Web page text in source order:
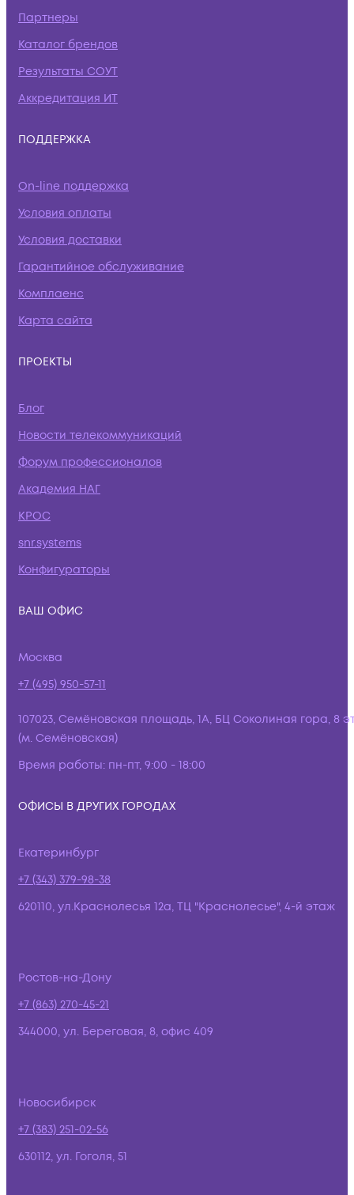
Партнеры
Каталог брендов
Результаты СОУТ
Аккредитация ИТ
ПОДДЕРЖКА
On-line поддержка
Условия оплаты
Условия доставки
Гарантийное обслуживание
Комплаенс
Карта сайта
ПРОЕКТЫ
Блог
Новости телекоммуникаций
Форум профессионалов
Академия НАГ
КРОС
snr.systems
Конфигураторы
ВАШ ОФИС
Москва
+7 (495) 950-57-11
107023, Семёновская площадь, 1А, БЦ Соколиная гора, 8
(м. Семёновская)
Время работы: пн-пт, 9:00 - 18:00
ОФИСЫ В ДРУГИХ ГОРОДАХ
Екатеринбург
+7 (343) 379-98-38
620110, ул.Краснолесья 12а, ТЦ "Краснолесье", 4-й этаж
Ростов-на-Дону
+7 (863) 270-45-21
344000, ул. Береговая, 8, офис 409
Новосибирск
+7 (383) 251-02-56
630112, ул. Гоголя, 51